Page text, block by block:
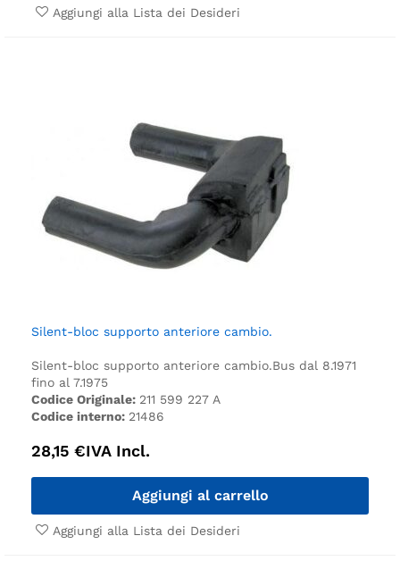
Aggiungi alla Lista dei Desideri
Silent-bloc supporto anteriore cambio.
Silent-bloc supporto anteriore cambio.Bus dal 8.1971
fino al 7.1975
Codice Originale: 211 599 227 A
Codice interno: 21486
28,15 €IVA Incl.
Aggiungi al carrello
Aggiungi alla Lista dei Desideri